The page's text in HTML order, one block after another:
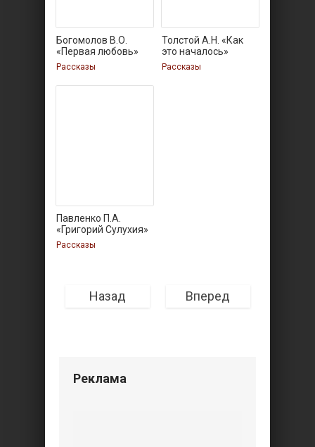
Богомолов В.О.
«Первая любовь»
Рассказы
Толстой А.Н. «Как
это началось»
Рассказы
Павленко П.А.
«Григорий Сулухия»
Рассказы
Назад Вперед
Реклама